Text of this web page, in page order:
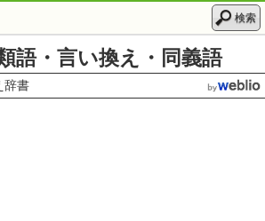
検索
語・言い換え・同義語
辞書